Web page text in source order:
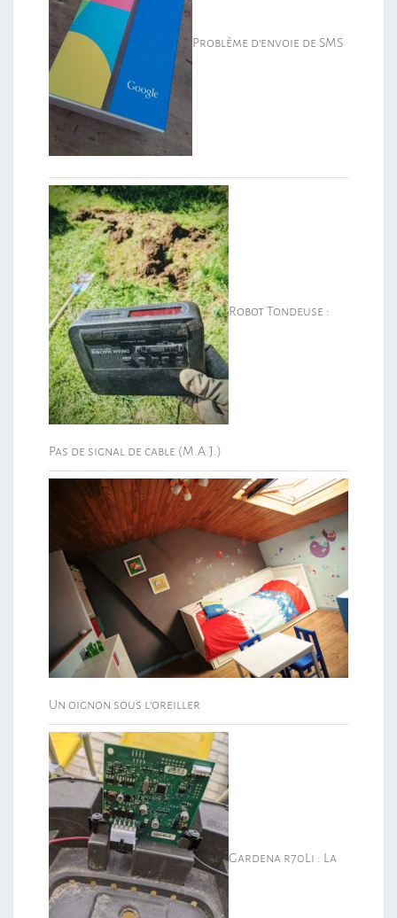
Problème d’envoie de SMS
Robot Tondeuse :
Pas de signal de cable (M.A.J.)
Un oignon sous l’oreiller
Gardena r70Li : La